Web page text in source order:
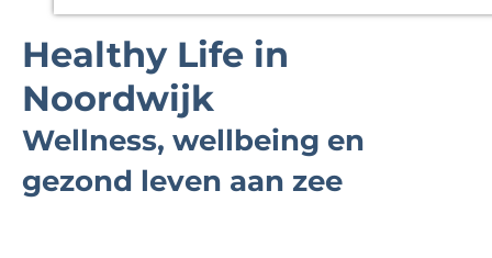
e
Healthy Life in
Noordwijk
Wellness, wellbeing en
gezond leven aan zee